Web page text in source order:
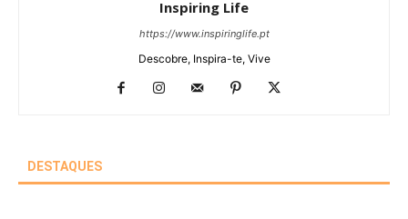
Inspiring Life
https://www.inspiringlife.pt
Descobre, Inspira-te, Vive
DESTAQUES